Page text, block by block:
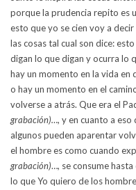
porque la prudencia repito es
esto que yo se cien voy a
las cosas tal cual son dice:
digan lo que digan y ocurra lo
hay un momento en la vida en
o hay un momento en el
volverse a atrás. Que era el
grabación)…, y en cuanto a
algunos pueden aparentar
el hombre es como cuando
grabación)…, se consume
lo que Yo quiero de los